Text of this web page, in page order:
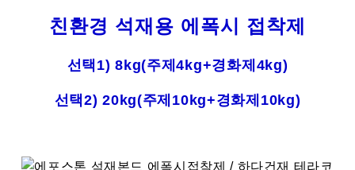
친환경 석재용 에폭시 접착제
선택1) 8kg(주제4kg+경화제4kg)
선택2) 20kg(주제10kg+경화제10kg)